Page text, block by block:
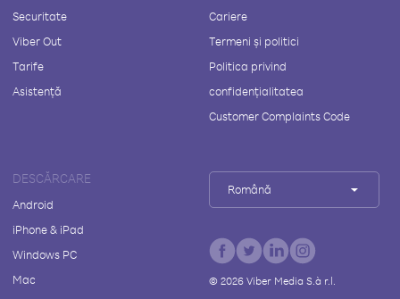
Securitate
Viber Out
Tarife
Asistență
Cariere
Termeni și politici
Politica privind
confidențialitatea
Customer Complaints Code
DESCĂRCARE
Android
iPhone & iPad
Windows PC
Mac
Română
© 2026Viber Media S.à r.l.